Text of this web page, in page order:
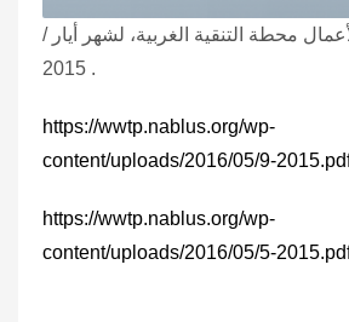
محطة التنقية الغربية، لشهر أيار /
2015 .
https://wwtp.nablus.org/wp-
content/uploads/2016/05/9-
https://wwtp.nablus.org/wp-
content/uploads/2016/05/5-